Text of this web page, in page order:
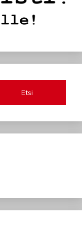
Etsi